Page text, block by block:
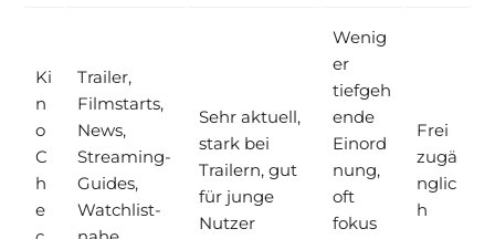
Ki
n
o
C
h
e
Trailer,
Filmstarts,
News,
Streaming-
Guides,
Watchlist-
Sehr aktuell,
stark bei
Trailern, gut
für junge
Nutzer
Wenig
er
tiefgeh
ende
Einord
nung,
oft
fokus
Frei
zugä
nglic
h